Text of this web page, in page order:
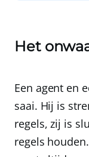
Het
Een agent en
saai. Hij is
regels, zij is
regels